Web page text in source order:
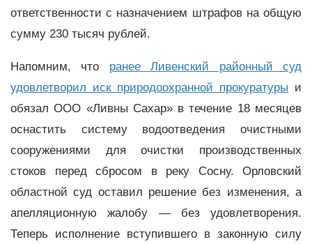
ответственности с назначением штрафов на общую
сумму 230 тысяч рублей.
Напомним, что ранее Ливенский районный суд
удовлетворил иск природоохранной прокуратуры и
обязал ООО «Ливны Сахар» в течение 18 месяцев
оснастить систему водоотведения очистными
сооружениями для очистки производственных
стоков перед сбросом в реку Сосну. Орловский
областной суд оставил решение без изменения, а
апелляционную жалобу — без удовлетворения.
Теперь исполнение вступившего в законную силу